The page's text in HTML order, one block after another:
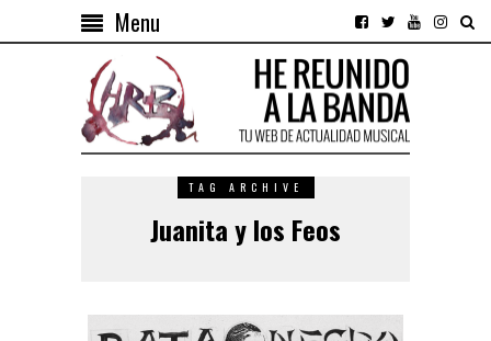
Menu
TAG ARCHIVE
Juanita y los Feos